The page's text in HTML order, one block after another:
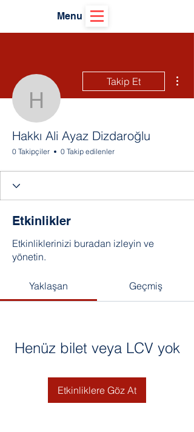
Menu
Hakkı Ali Ayaz
Takip Et
Hakkı Ali Ayaz Dizdaroğlu
0 Takipçiler 0 Takip edilenler
Etkinlikler
Etkinliklerinizi buradan izleyin ve
yönetin.
Yaklaşan Geçmiş
Henüz bilet veya LCV yok
Etkinliklere Göz At